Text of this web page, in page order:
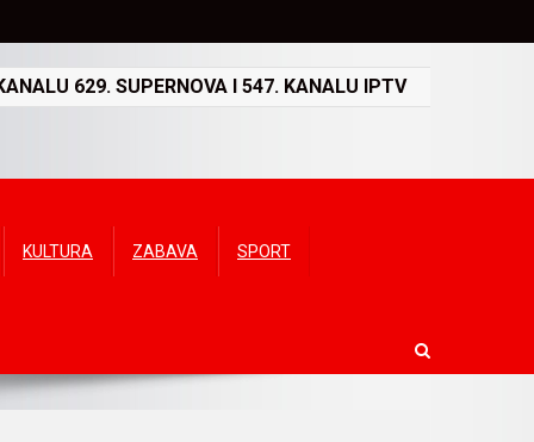
629. SUPERNOVA I 547. KANALU IPTV
KULTURA ZABAVA SPORT